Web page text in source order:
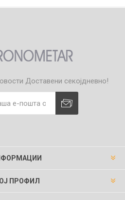
Доставени секојдневно!
ПРОФИЛ